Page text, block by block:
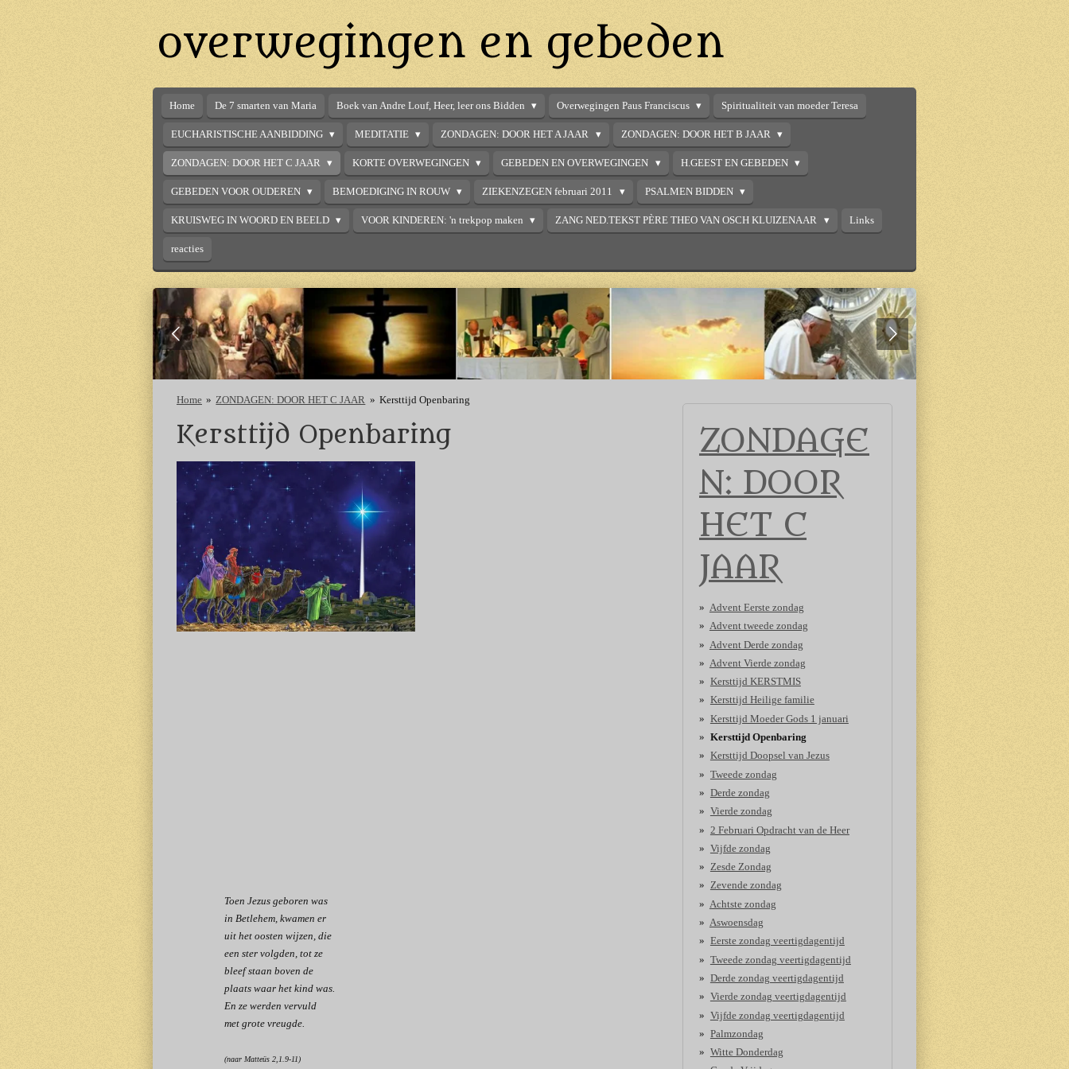
overwegingen en gebeden
Home De 7 smarten van Maria Boek van Andre Louf, Heer, leer ons Bidden Overwegingen Paus Franciscus Spiritualiteit van moeder Teresa
EUCHARISTISCHE AANBIDDING MEDITATIE ZONDAGEN: DOOR HET A JAAR ZONDAGEN: DOOR HET B JAAR
ZONDAGEN: DOOR HET C JAAR KORTE OVERWEGINGEN GEBEDEN EN OVERWEGINGEN H.GEEST EN GEBEDEN
GEBEDEN VOOR OUDEREN BEMOEDIGING IN ROUW ZIEKENZEGEN februari 2011 PSALMEN BIDDEN
KRUISWEG IN WOORD EN BEELD VOOR KINDEREN: 'n trekpop maken ZANG NED.TEKST PÈRE THEO VAN OSCH KLUIZENAAR Links
reacties
Home » ZONDAGEN: DOOR HET C JAAR » Kersttijd Openbaring
Kersttijd Openbaring
Toen Jezus geboren was
in Betlehem, kwamen er
uit het oosten wijzen, die
een ster volgden, tot ze
bleef staan boven de
plaats waar het kind was.
En ze werden vervuld
met grote vreugde.
(naar Matteüs 2,1.9-11)
ZONDAGE
N: DOOR
HET C
JAAR
Advent Eerste zondag
Advent tweede zondag
Advent Derde zondag
Advent Vierde zondag
Kersttijd KERSTMIS
Kersttijd Heilige familie
Kersttijd Moeder Gods 1 januari
Kersttijd Openbaring
Kersttijd Doopsel van Jezus
Tweede zondag
Derde zondag
Vierde zondag
2 Februari Opdracht van de Heer
Vijfde zondag
Zesde Zondag
Zevende zondag
Achtste zondag
Aswoensdag
Eerste zondag veertigdagentijd
Tweede zondag veertigdagentijd
Derde zondag veertigdagentijd
Vierde zondag veertigdagentijd
Vijfde zondag veertigdagentijd
Palmzondag
Witte Donderdag